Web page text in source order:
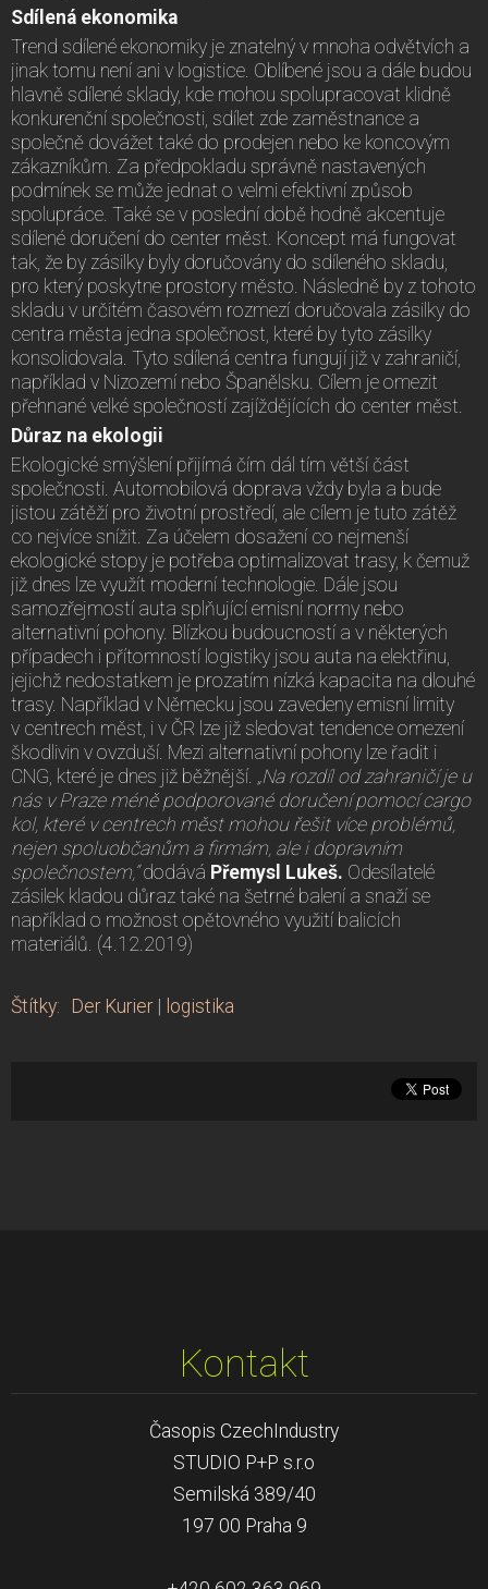
Sdílená ekonomika
Trend sdílené ekonomiky je znatelný v mnoha odvětvích a
jinak tomu není ani v logistice. Oblíbené jsou a dále budou
hlavně sdílené sklady, kde mohou spolupracovat klidně
konkurenční společnosti, sdílet zde zaměstnance a
společně dovážet také do prodejen nebo ke koncovým
zákazníkům. Za předpokladu správně nastavených
podmínek se může jednat o velmi efektivní způsob
spolupráce. Také se v poslední době hodně akcentuje
sdílené doručení do center měst. Koncept má fungovat
tak, že by zásilky byly doručovány do sdíleného skladu,
pro který poskytne prostory město. Následně by z tohoto
skladu v určitém časovém rozmezí doručovala zásilky do
centra města jedna společnost, které by tyto zásilky
konsolidovala. Tyto sdílená centra fungují již v zahraničí,
například v Nizozemí nebo Španělsku. Cílem je omezit
přehnané velké společností zajíždějících do center měst.
Důraz na ekologii
Ekologické smýšlení přijímá čím dál tím větší část
společnosti. Automobilová doprava vždy byla a bude
jistou zátěží pro životní prostředí, ale cílem je tuto zátěž
co nejvíce snížit. Za účelem dosažení co nejmenší
ekologické stopy je potřeba optimalizovat trasy, k čemuž
již dnes lze využít moderní technologie. Dále jsou
samozřejmostí auta splňující emisní normy nebo
alternativní pohony. Blízkou budoucností a v některých
případech i přítomností logistiky jsou auta na elektřinu,
jejichž nedostatkem je prozatím nízká kapacita na dlouhé
trasy. Například v Německu jsou zavedeny emisní limity
v centrech měst, i v ČR lze již sledovat tendence omezení
škodlivin v ovzduší. Mezi alternativní pohony lze řadit i
CNG, které je dnes již běžnější. „Na rozdíl od zahraničí je u
nás v Praze méně podporované doručení pomocí cargo
kol, které v centrech měst mohou řešit více problémů,
nejen spoluobčanům a firmám, ale i dopravním
společnostem,“dodává Přemysl Lukeš. Odesílatelé
zásilek kladou důraz také na šetrné balení a snaží se
například o možnost opětovného využití balicích
materiálů. (4.12.2019)
Štítky: Der Kurier | logistika
Kontakt
Časopis CzechIndustry
STUDIO P+P s.r.o
Semilská 389/40
197 00 Praha 9